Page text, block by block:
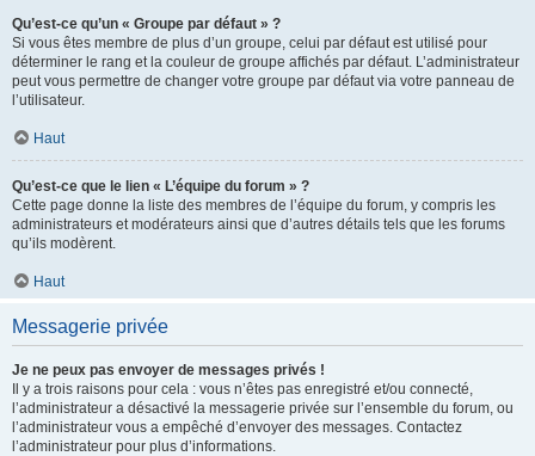
Qu’est-ce qu’un « Groupe par défaut » ?
Si vous êtes membre de plus d’un groupe, celui par défaut est utilisé pour
déterminer le rang et la couleur de groupe affichés par défaut. L’administrateur
peut vous permettre de changer votre groupe par défaut via votre panneau de
l’utilisateur.
Haut
Qu’est-ce que le lien « L’équipe du forum » ?
Cette page donne la liste des membres de l’équipe du forum, y compris les
administrateurs et modérateurs ainsi que d’autres détails tels que les forums
qu’ils modèrent.
Haut
Messagerie privée
Je ne peux pas envoyer de messages privés !
Il y a trois raisons pour cela : vous n’êtes pas enregistré et/ou connecté,
l’administrateur a désactivé la messagerie privée sur l’ensemble du forum, ou
l’administrateur vous a empêché d’envoyer des messages. Contactez
l’administrateur pour plus d’informations.